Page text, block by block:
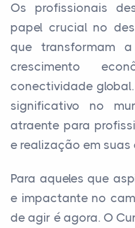
Os profissionais
papel crucial no
que transformam
crescimento
conectividade
significativo no
atraente para
e realização em suas
Para aqueles que
e impactante no
de agir é agora. O